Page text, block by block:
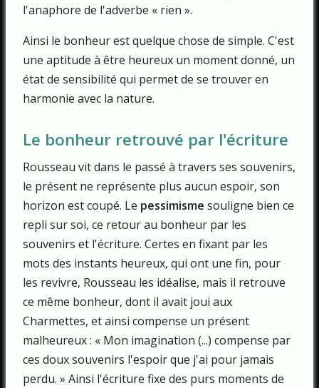
l'anaphore de l'adverbe « rien ».
Ainsi le bonheur est quelque chose de simple. C'est
une aptitude à être heureux un moment donné, un
état de sensibilité qui permet de se trouver en
harmonie avec la nature.
Le bonheur retrouvé par l'écriture
Rousseau vit dans le passé à travers ses souvenirs,
le présent ne représente plus aucun espoir, son
horizon est coupé. Le pessimisme souligne bien ce
repli sur soi, ce retour au bonheur par les
souvenirs et l'écriture. Certes en fixant par les
mots des instants heureux, qui ont une fin, pour
les revivre, Rousseau les idéalise, mais il retrouve
ce même bonheur, dont il avait joui aux
Charmettes, et ainsi compense un présent
malheureux : « Mon imagination (...) compense par
ces doux souvenirs l'espoir que j'ai pour jamais
perdu. » Ainsi l'écriture fixe des purs moments de